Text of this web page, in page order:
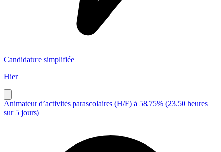
Candidature simplifiée
Hier
Animateur d’activités parascolaires (H/F) à 58.75% (23.50 heures
sur 5 jours)